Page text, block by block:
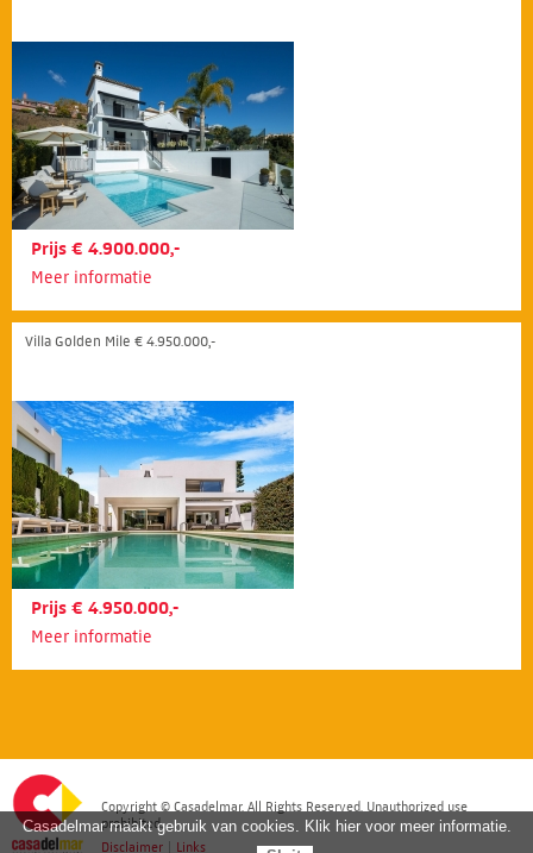
Prijs € 4.900.000,-
Meer informatie
Villa Golden Mile € 4.950.000,-
Prijs € 4.950.000,-
Meer informatie
Copyright © Casadelmar. All Rights Reserved. Unauthorized use
prohibited.
Disclaimer | Links
Casadelmar maakt gebruik van cookies. Klik hier voor meer informatie.